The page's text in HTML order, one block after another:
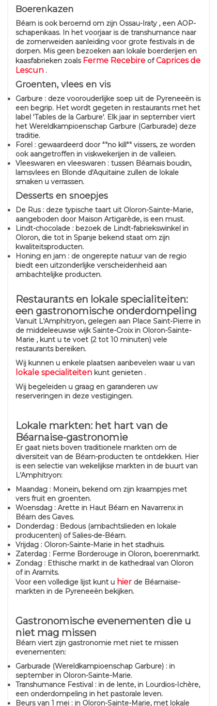
Boerenkazen
Béarn is ook beroemd om zijn Ossau-Iraty , een AOP-
schapenkaas. In het voorjaar is de transhumance naar
de zomerweiden aanleiding voor grote festivals in de
dorpen. Mis geen bezoeken aan lokale boerderijen en
kaasfabrieken zoals Ferme Recebire ofCaprices de
Lescun .
Groenten, vlees en vis
Garbure : deze voorouderlijke soep uit de Pyreneeën is
een begrip. Het wordt gegeten in restaurants met het
label 'Tables de la Garbure'. Elk jaar in september viert
het Wereldkampioenschap Garbure (Garburade) deze
traditie.
Forel : gewaardeerd door ""no kill"" vissers, ze worden
ook aangetroffen in viskwekerijen in de valleien.
Vleeswaren en vleeswaren : tussen Béarnais boudin,
lamsvlees en Blonde d'Aquitaine zullen de lokale
smaken u verrassen.
Desserts en snoepjes
De Rus : deze typische taart uit Oloron-Sainte-Marie,
aangeboden door Maison Artigarède, is een must.
Lindt-chocolade : bezoek de Lindt-fabriekswinkel in
Oloron, die tot in Spanje bekend staat om zijn
kwaliteitsproducten.
Honing en jam : de ongerepte natuur van de regio
biedt een uitzonderlijke verscheidenheid aan
ambachtelijke producten.
Restaurants en lokale specialiteiten:
een gastronomische onderdompeling
Vanuit L'Amphitryon, gelegen aan Place Saint-Pierre in
de middeleeuwse wijk Sainte-Croix in Oloron-Sainte-
Marie , kunt u te voet (2 tot 10 minuten) vele
restaurants bereiken.
Wij kunnen u enkele plaatsen aanbevelen waar u van
lokale specialiteiten kunt genieten .
Wij begeleiden u graag en garanderen uw
reserveringen in deze vestigingen.
Lokale markten: het hart van de
Béarnaise-gastronomie
Er gaat niets boven traditionele markten om de
diversiteit van de Béarn-producten te ontdekken. Hier
is een selectie van wekelijkse markten in de buurt van
L'Amphitryon:
Maandag : Monein, bekend om zijn kraampjes met
vers fruit en groenten.
Woensdag : Arette in Haut Béarn en Navarrenx in
Béarn des Gaves.
Donderdag : Bedous (ambachtslieden en lokale
producenten) of Salies-de-Béarn.
Vrijdag : Oloron-Sainte-Marie in het stadhuis.
Zaterdag : Ferme Borderouge in Oloron, boerenmarkt.
Zondag : Ethische markt in de kathedraal van Oloron
of in Aramits.
Voor een volledige lijst kunt u hier de Béarnaise-
markten in de Pyreneeën bekijken.
Gastronomische evenementen die u
niet mag missen
Béarn viert zijn gastronomie met niet te missen
evenementen:
Garburade (Wereldkampioenschap Garbure) : in
september in Oloron-Sainte-Marie.
Transhumance Festival : in de lente, in Lourdios-Ichère,
een onderdompeling in het pastorale leven.
Beurs van 1 mei : in Oloron-Sainte-Marie, met lokale